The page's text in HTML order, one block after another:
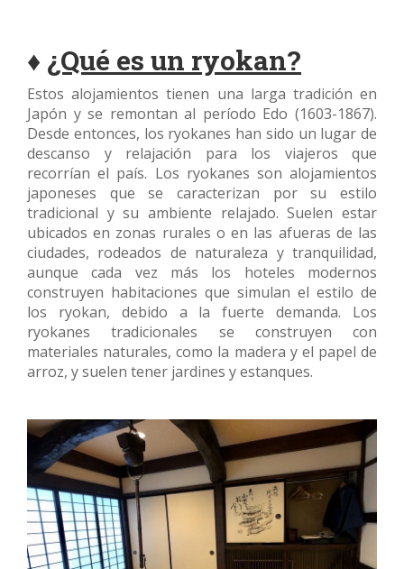
♦ ¿Qué es un ryokan?
Estos alojamientos tienen una larga tradición en
Japón y se remontan al período Edo (1603-1867).
Desde entonces, los ryokanes han sido un lugar de
descanso y relajación para los viajeros que
recorrían el país. Los ryokanes son alojamientos
japoneses que se caracterizan por su estilo
tradicional y su ambiente relajado. Suelen estar
ubicados en zonas rurales o en las afueras de las
ciudades, rodeados de naturaleza y tranquilidad,
aunque cada vez más los hoteles modernos
construyen habitaciones que simulan el estilo de
los ryokan, debido a la fuerte demanda. Los
ryokanes tradicionales se construyen con
materiales naturales, como la madera y el papel de
arroz, y suelen tener jardines y estanques.